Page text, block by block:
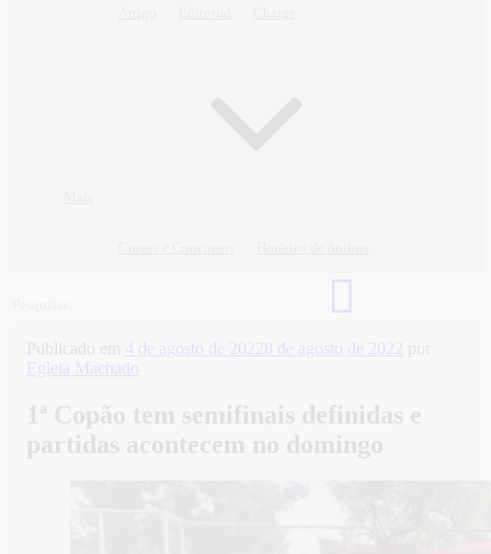
Publicado em 4 de agosto de 2022 8 de agosto de 2022
por
Egleia Machado
1ª Copão tem semifinais definidas e
partidas acontecem no domingo